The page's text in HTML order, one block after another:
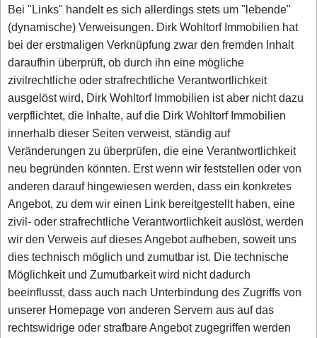
Bei "Links" handelt es sich allerdings stets um "lebende"
(dynamische) Verweisungen. Dirk Wohltorf Immobilien hat
bei der erstmaligen Verknüpfung zwar den fremden Inhalt
daraufhin überprüft, ob durch ihn eine mögliche
zivilrechtliche oder strafrechtliche Verantwortlichkeit
ausgelöst wird, Dirk Wohltorf Immobilien ist aber nicht dazu
verpflichtet, die Inhalte, auf die Dirk Wohltorf Immobilien
innerhalb dieser Seiten verweist, ständig auf
Veränderungen zu überprüfen, die eine Verantwortlichkeit
neu begründen könnten. Erst wenn wir feststellen oder von
anderen darauf hingewiesen werden, dass ein konkretes
Angebot, zu dem wir einen Link bereitgestellt haben, eine
zivil- oder strafrechtliche Verantwortlichkeit auslöst, werden
wir den Verweis auf dieses Angebot aufheben, soweit uns
dies technisch möglich und zumutbar ist. Die technische
Möglichkeit und Zumutbarkeit wird nicht dadurch
beeinflusst, dass auch nach Unterbindung des Zugriffs von
unserer Homepage von anderen Servern aus auf das
rechtswidrige oder strafbare Angebot zugegriffen werden